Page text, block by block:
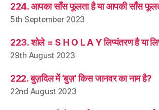
224. आपका साँस फूलता है या आपकी साँस
5th September 2023
223. शोले = S H O L A Y लिप्यंतरण है या
29th August 2023
222. बुज़दिल में ‘बुज़’ किस जानवर का नाम है?
22nd August 2023